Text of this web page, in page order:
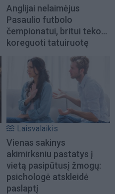
Anglijai nelaimėjus
Pasaulio futbolo
čempionatui, britui teko...
koreguoti tatuiruotę
Laisvalaikis
Vienas sakinys
akimirksniu pastatys į
vietą pasipūtusį žmogų:
psichologė atskleidė
paslaptį